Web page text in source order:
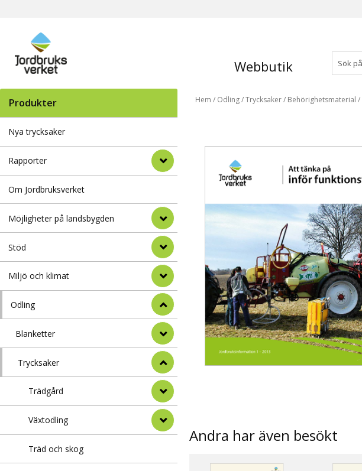
Webbutik
Produkter
Nya trycksaker
Rapporter
Om Jordbruksverket
Möjligheter på landsbygden
Stöd
Miljö och klimat
Odling
Blanketter
Trycksaker
Trädgård
Växtodling
Träd och skog
Hem / Odling/Trycksaker/ Behörighetsmaterial /
Andra har även besökt